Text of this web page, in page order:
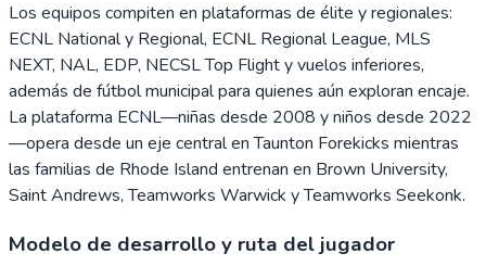
Los equipos compiten en plataformas de élite y regionales:
ECNL National y Regional, ECNL Regional League, MLS
NEXT, NAL, EDP, NECSL Top Flight y vuelos inferiores,
además de fútbol municipal para quienes aún exploran encaje.
La plataforma ECNL—niñas desde 2008 y niños desde 2022
—opera desde un eje central en Taunton Forekicks mientras
las familias de Rhode Island entrenan en Brown University,
Saint Andrews, Teamworks Warwick y Teamworks Seekonk.
Modelo de desarrollo y ruta del jugador